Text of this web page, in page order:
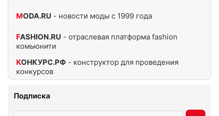
MODA.RU - новости моды с 1999 года
FASHION.RU - отраслевая платформа fashion
комьюнити
КОНКУРС.РФ - конструктор для проведения
конкурсов
Подписка